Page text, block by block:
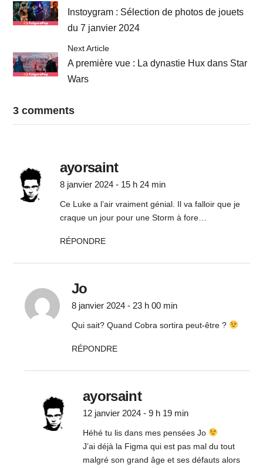
Instoygram : Sélection de photos de jouets
du 7 janvier 2024
Next Article
A première vue : La dynastie Hux dans Star
Wars
3 comments
ayorsaint
8 janvier 2024 - 15 h 24 min
Ce Luke a l’air vraiment génial. Il va falloir que je
craque un jour pour une Storm à fore…
RÉPONDRE
Jo
8 janvier 2024 - 23 h 00 min
Qui sait? Quand Cobra sortira peut-être ?
RÉPONDRE
ayorsaint
12 janvier 2024 - 9 h 19 min
Héhé tu lis dans mes pensées Jo
J’ai déjà la Figma qui est pas mal du tout
malgré son grand âge et ses défauts alors